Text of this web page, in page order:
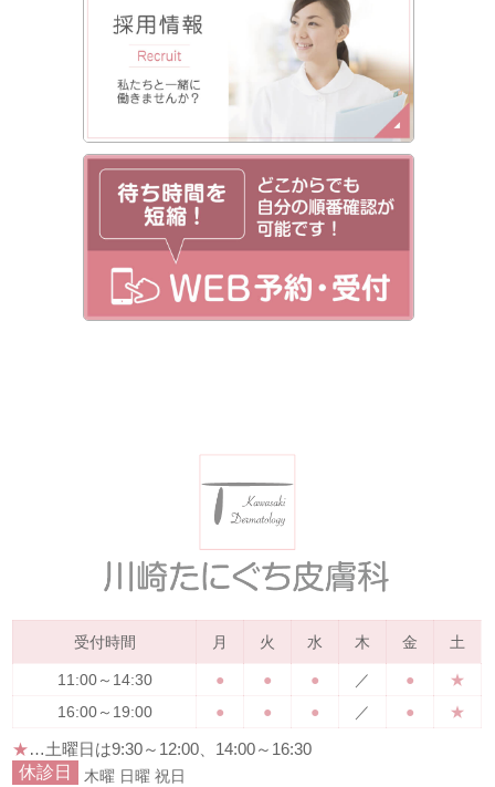
受付時間 月 火 水 木 金 土
11:00～14:30 ● ● ● ／ ●
★
16:00～19:00
● ● ● ／ ● ★
★…土曜日は9:30～12:00、14:00～16:30
休診日
木曜 日曜 祝日